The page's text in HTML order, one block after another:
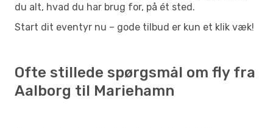
du alt, hvad du har brug for, på ét sted.
Start dit eventyr nu – gode tilbud er kun et klik væk!
Ofte stillede spørgsmål om fly fra
Aalborg til Mariehamn